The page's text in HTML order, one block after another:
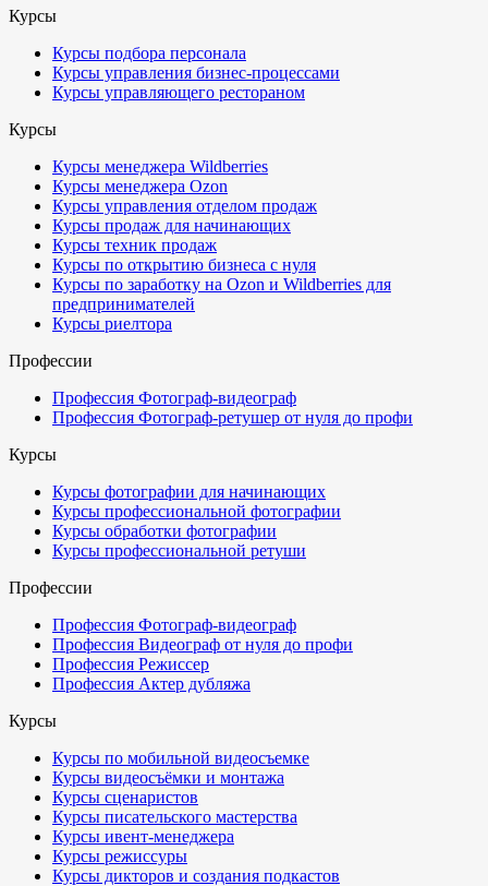
Курсы
Курсы подбора персонала
Курсы управления бизнес-процессами
Курсы управляющего рестораном
Курсы
Курсы менеджера Wildberries
Курсы менеджера Ozon
Курсы управления отделом продаж
Курсы продаж для начинающих
Курсы техник продаж
Курсы по открытию бизнеса с нуля
Курсы по заработку на Ozon и Wildberries для
предпринимателей
Курсы риелтора
Профессии
Профессия Фотограф-видеограф
Профессия Фотограф-ретушер от нуля до профи
Курсы
Курсы фотографии для начинающих
Курсы профессиональной фотографии
Курсы обработки фотографии
Курсы профессиональной ретуши
Профессии
Профессия Фотограф-видеограф
Профессия Видеограф от нуля до профи
Профессия Режиссер
Профессия Актер дубляжа
Курсы
Курсы по мобильной видеосъемке
Курсы видеосъёмки и монтажа
Курсы сценаристов
Курсы писательского мастерства
Курсы ивент-менеджера
Курсы режиссуры
Курсы дикторов и создания подкастов